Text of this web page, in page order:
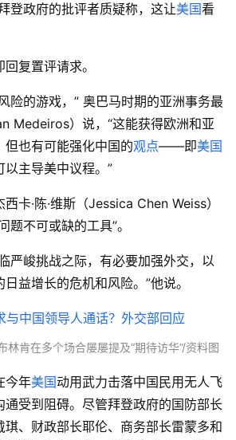
登政府的批评者质疑称，这让美国看
复置评请求。
险的游戏，” 奥巴马时期的亚洲事务最
Medeiros）说，“这能获得欧洲和亚
也有可能强化中国的观点——即美国
主导美中议程。”
卡·陈·维斯（Jessica Chen Weiss）
题不可或缺的工具”。
严峻挑战之际，有必要加强外交，以
益增长的危机和风险。”他说。
林肯在多个场合屡屡提及“期待访华”/资料图
今年美国动用武力击落中国民用无人飞
通受到阻碍。尽管拜登政府的国防部长
琪、财政部长耶伦、商务部长雷蒙多和